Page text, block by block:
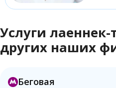
Услуги
других наших
Беговая